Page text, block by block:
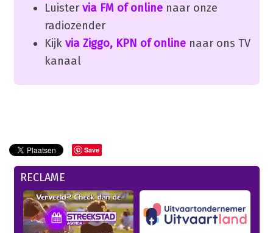
Luister via FM of onlinenaar onze
radiozender
Kijk via Ziggo, KPN of onlinenaar ons TV
kanaal
Save
RECLAME